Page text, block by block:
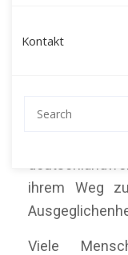
Kontakt
Mein Name
ihrem Weg
Viele